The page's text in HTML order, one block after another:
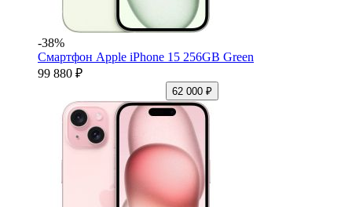
-38%
Смартфон Apple iPhone 15 256GB Green
99 880 ₽
62 000 ₽